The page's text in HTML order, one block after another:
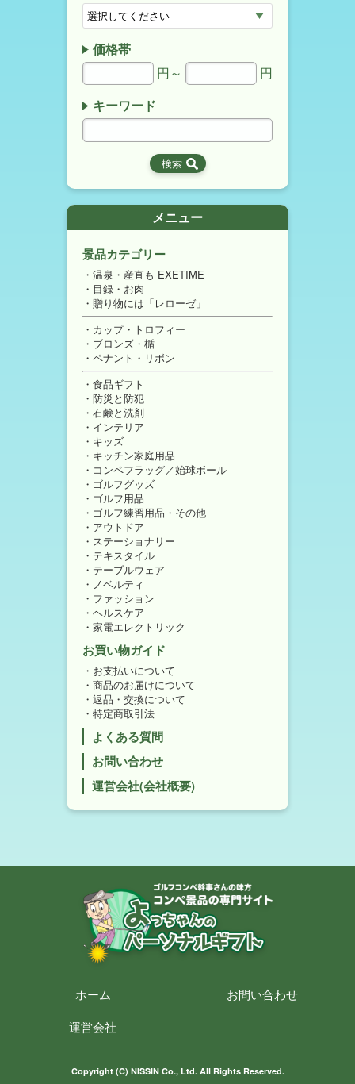
価格帯
円～
円
キーワード
メニュー
景品カテゴリー
温泉・産直も EXETIME
目録・お肉
贈り物には「レローゼ」
カップ・トロフィー
ブロンズ・楯
ペナント・リボン
食品ギフト
防災と防犯
石鹸と洗剤
インテリア
キッズ
キッチン家庭用品
コンペフラッグ／始球ボール
ゴルフグッズ
ゴルフ用品
ゴルフ練習用品・その他
アウトドア
ステーショナリー
テキスタイル
テーブルウェア
ノベルティ
ファッション
ヘルスケア
家電エレクトリック
お買い物ガイド
お支払いについて
商品のお届けについて
返品・交換について
特定商取引法
よくある質問
お問い合わせ
運営会社(会社概要)
ホーム
お問い合わせ
運営会社
Copyright (C) NISSIN Co., Ltd. All Rights Reserved.